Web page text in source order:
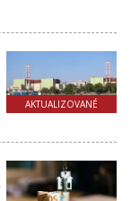
AKTUALIZOVANÉ